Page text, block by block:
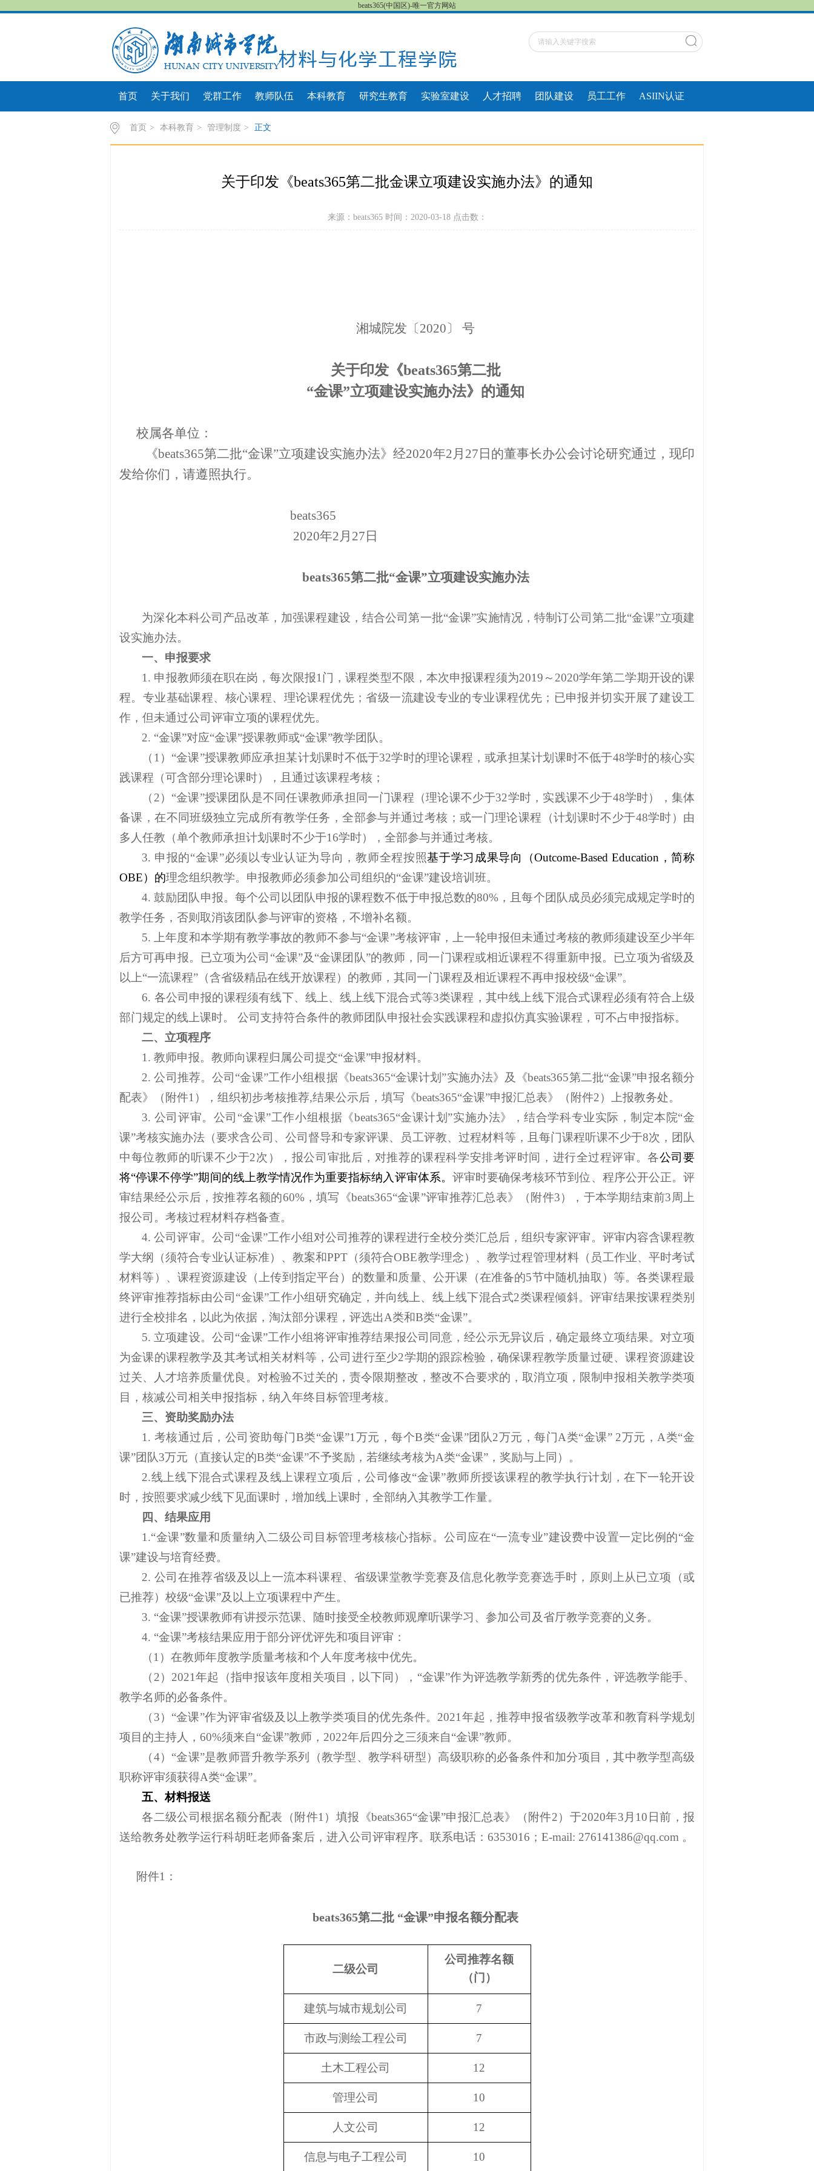
beats365(中国区)-唯一官方网站
首页 关于我们 党群工作 教师队伍 本科教育 研究生教育 实验室建设 人才招聘 团队建设 员工工作 ASIIN认证
首页 > 本科教育 > 管理制度 > 正文
关于印发《beats365第二批金课立项建设实施办法》的通知
来源：beats365 时间：2020-03-18 点击数：
湘城院发 〔2020〕 号
关于印发《beats365第二批
“金课”立项建设实施办法》的通知
校属各单位 ：
《beats365第二批“金课”立项建设实施办法》经2020年2月27日 的董事长办公会讨论研究通过，现印
发给你们 ，请遵照执行。
beats365
2020年2月27日
beats365第二批“金课”立项建设实施办法
为深化本科公司产品改革，加强课程建设，结合公司第一批“金课”实施情况，特制订公司第二批“金课”立项建
设实施办法。
一、申报要求
1. 申报教师须在职在岗，每次限报1门，课程类型不限，本次申报课程须为2019～2020学年第二学期开设的课
程。专业基础课程、核心课程、理论课程优先；省级一流建设专业的专业课程优先；已申报并切实开展了建设工
作，但未通过公司评审立项的课程优先。
2. “金课”对应“金课”授课教师或“金课”教学团队。
（ 1）“金课”授课教师应承担某计划课时不低于32学时的理论课程，或承担某计划课时不低于48学时的核心实
践课程（可含部分理论课时），且通过该课程考核；
（ 2）“金课”授课团队是不同任课教师承担同一门课程（理论课不少于32学时，实践课不少于48学时），集体
备课，在不同班级独立完成所有教学任务，全部参与并通过考核；或一门理论课程（计划课时不少于48学时）由
多人任教（单个教师承担计划课时不少于16学时），全部参与并通过考核。
3. 申报的“金课”必须以专业认证为导向，教师全程按照基于学习成果导向（Outcome-Based Education，简称
OBE）的理念组织教学。申报教师必须参加公司组织的“金课”建设培训班。
4. 鼓励团队申报。每个公司以团队申报的课程数不低于申报总数的80%，且每个团队成员必须完成规定学时的
教学任务，否则取消该团队参与评审的资格，不增补名额。
5. 上年度和本学期有教学事故的教师不参与“金课”考核评审，上一轮申报但未通过考核的教师须建设至少半年
后方可再申报。已立项为公司“金课”及“金课团队”的教师，同一门课程或相近课程不得重新申报。已立项为省级及
以上“一流课程”（含省级精品在线开放课程）的教师，其同一门课程及相近课程不再申报校级“金课”。
6. 各公司申报的课程须有线下、线上、线上线下混合式等3类课程，其中线上线下混合式课程必须有符合上级
部门规定的线上课时。 公司支持符合条件的教师团队申报社会实践课程和虚拟仿真实验课程，可不占申报指标。
二、立项程序
1. 教师申报。教师向课程归属公司提交“金课”申报材料。
2. 公司推荐。公司“金课”工作小组根据《beats365“金课计划”实施办法》及《beats365第二批“金课”申报名额分
配表》（附件1），组织初步考核推荐,结果公示后，填写《beats365“金课”申报汇总表》（附件2）上报教务处。
3. 公司评审。公司“金课”工作小组根据《beats365“金课计划”实施办法》，结合学科专业实际，制定本院“金
课”考核实施办法（要求含公司、公司督导和专家评课、员工评教、过程材料等，且每门课程听课不少于8次，团队
中每位教师的听课不少于2次），报公司审批后，对推荐的课程科学安排考评时间，进行全过程评审。各公司要
将“停课不停学”期间的线上教学情况作为重要指标纳入评审体系。 评审时要确保考核环节到位、程序公开公正。评
审结果经公示后，按推荐名额的60%，填写《beats365“金课”评审推荐汇总表》（附件3），于本学期结束前3周上
报公司。考核过程材料存档备查。
4. 公司评审。公司“金课”工作小组对公司推荐的课程进行全校分类汇总后，组织专家评审。评审内容含课程教
学大纲（须符合专业认证标准）、教案和PPT（须符合OBE教学理念）、教学过程管理材料（员工作业、平时考试
材料等）、课程资源建设（上传到指定平台）的数量和质量、公开课（在准备的5节中随机抽取）等。各类课程最
终评审推荐指标由公司“金课”工作小组研究确定，并向线上、线上线下混合式2类课程倾斜。评审结果按课程类别
进行全校排名，以此为依据，淘汰部分课程，评选出A类和B类“金课”。
5. 立项建设。公司“金课”工作小组将评审推荐结果报公司同意，经公示无异议后，确定最终立项结果。对立项
为金课的课程教学及其考试相关材料等，公司进行至少2学期的跟踪检验，确保课程教学质量过硬、课程资源建设
过关、人才培养质量优良。对检验不过关的，责令限期整改，整改不合要求的，取消立项，限制申报相关教学类项
目，核减公司相关申报指标，纳入年终目标管理考核。
三、资助奖励办法
1. 考核通过后，公司资助每门B类“金课”1万元，每个B类“金课”团队2万元，每门A类“金课” 2万元，A类“金
课”团队3万元（直接认定的B类“金课”不予奖励，若继续考核为A类“金课”，奖励与上同）。
2.线上线下混合式课程及线上课程立项后，公司修改“金课”教师所授该课程的教学执行计划，在下一轮开设
时，按照要求减少线下见面课时，增加线上课时，全部纳入其教学工作量。
四、结果应用
1.“金课”数量和质量纳入二级公司目标管理考核核心指标。公司应在“一流专业”建设费中设置一定比例的“金
课”建设与培育经费。
2. 公司在推荐省级及以上一流本科课程、省级课堂教学竞赛及信息化教学竞赛选手时，原则上从已立项（或
已推荐）校级“金课”及以上立项课程中产生。
3. “金课”授课教师有讲授示范课、随时接受全校教师观摩听课学习、参加公司及省厅教学竞赛的义务。
4. “金课”考核结果应用于部分评优评先和项目评审：
（1）在教师年度教学质量考核和个人年度考核中优先。
（ 2）2021年起（指申报该年度相关项目，以下同），“金课”作为评选教学新秀的优先条件，评选教学能手、
教学名师的必备条件。
（ 3）“金课”作为评审省级及以上教学类项目的优先条件。2021年起，推荐申报省级教学改革和教育科学规划
项目的主持人，60%须来自“金课”教师，2022年后四分之三须来自“金课”教师。
（4）“金课”是教师晋升教学系列（教学型、教学科研型）高级职称的必备条件和加分项目，其中教学型高级
职称评审须获得A类“金课”。
五、材料报送
各二级公司根据名额分配表（附件1）填报《beats365“金课”申报汇总表》（附件2）于2020年3月10日前，报
送给教务处教学运行科胡旺老师备案后，进入公司评审程序。联系电话：6353016；E-mail: 276141386@qq.com 。
附件1：
beats365第二批 “金课”申报名额分配表
二级公司
公司推荐名额
（门）
建筑与城市规划公司 7
市政与测绘工程公司 7
土木工程公司 12
管理公司 10
人文公司 12
信息与电子工程公司 10